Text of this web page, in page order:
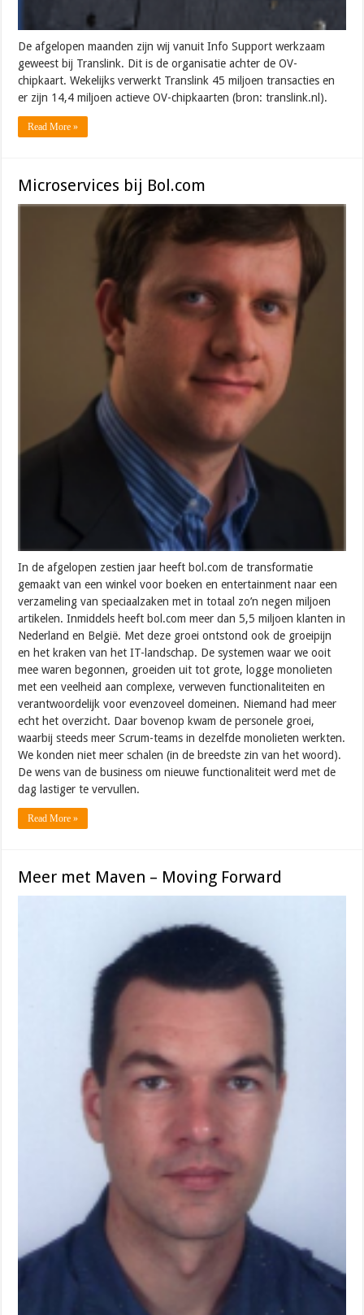
De afgelopen maanden zijn wij vanuit Info Support werkzaam
geweest bij Translink. Dit is de organisatie achter de OV-
chipkaart. Wekelijks verwerkt Translink 45 miljoen transacties en
er zijn 14,4 miljoen actieve OV-chipkaarten (bron: translink.nl).
Read More »
Microservices bij Bol.com
In de afgelopen zestien jaar heeft bol.com de transformatie
gemaakt van een winkel voor boeken en entertainment naar een
verzameling van speciaalzaken met in totaal zo’n negen miljoen
artikelen. Inmiddels heeft bol.com meer dan 5,5 miljoen klanten in
Nederland en België. Met deze groei ontstond ook de groeipijn
en het kraken van het IT-landschap. De systemen waar we ooit
mee waren begonnen, groeiden uit tot grote, logge monolieten
met een veelheid aan complexe, verweven functionaliteiten en
verantwoordelijk voor evenzoveel domeinen. Niemand had meer
echt het overzicht. Daar bovenop kwam de personele groei,
waarbij steeds meer Scrum-teams in dezelfde monolieten werkten.
We konden niet meer schalen (in de breedste zin van het woord).
De wens van de business om nieuwe functionaliteit werd met de
dag lastiger te vervullen.
Read More »
Meer met Maven – Moving Forward